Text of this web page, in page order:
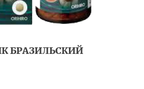
БРАЗИЛЬСКИЙ